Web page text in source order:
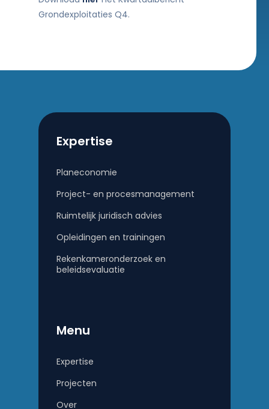
Grondexploitaties Q4.
Expertise
Planeconomie
Project- en procesmanagement
Ruimtelijk juridisch advies
Opleidingen en trainingen
Rekenkameronderzoek en
beleidsevaluatie
Menu
Expertise
Projecten
Over